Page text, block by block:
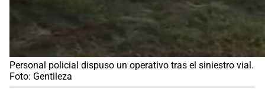
Personal policial dispuso un operativo tras el siniestro vial.
Foto: Gentileza